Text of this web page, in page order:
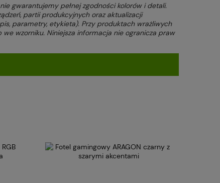
gwarantujemy pełnej zgodności kolorów i detali.
partii produkcyjnych oraz aktualizacji
parametry, etykieta). Przy produktach wrażliwych
wzorniku. Niniejsza informacja nie ogranicza praw